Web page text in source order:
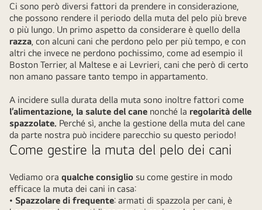
Ci sono però diversi fattori da prendere in considerazione,
che possono rendere il periodo della muta del pelo più breve
o più lungo. Un primo aspetto da considerare è quello della
razza, con alcuni cani che perdono pelo per più tempo, e con
altri che invece ne perdono pochissimo, come ad esempio il
Boston Terrier, al Maltese e ai Levrieri, cani che però di certo
non amano passare tanto tempo in appartamento.
A incidere sulla durata della muta sono inoltre fattori come
l’alimentazione, la salute del cane nonché la regolarità delle
spazzolate. Perché sì, anche la gestione della muta del cane
da parte nostra può incidere parecchio su questo periodo!
Come gestire la muta del pelo dei cani
Vediamo ora qualche consiglio su come gestire in modo
efficace la muta dei cani in casa:
• Spazzolare di frequente: armati di spazzola per cani, è